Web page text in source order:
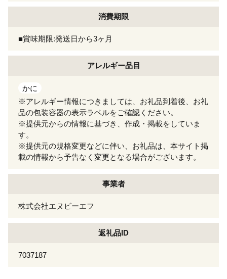
消費期限
■賞味期限:発送日から3ヶ月
アレルギー品目
かに
※アレルギー情報につきましては、お礼品到着後、お礼
品の包装容器の表示ラベルをご確認ください。
※提供元からの情報に基づき、作成・掲載をしていま
す。
※提供元の規格変更などに伴い、お礼品は、本サイト掲
載の情報から予告なく変更となる場合がございます。
事業者
株式会社エヌビーエフ
返礼品ID
7037187